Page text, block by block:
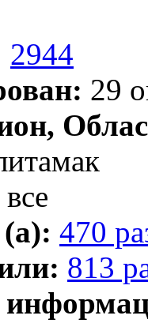
2944
29
470
813